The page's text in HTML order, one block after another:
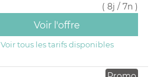
( 8j / 7n )
Voir l'offre
Voir tous les tarifs disponibles